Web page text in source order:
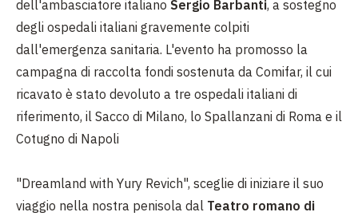
dell'ambasciatore italiano Sergio Barbanti, a sostegno
degli ospedali italiani gravemente colpiti
dall'emergenza sanitaria. L'evento ha promosso la
campagna di raccolta fondi sostenuta da Comifar, il cui
ricavato è stato devoluto a tre ospedali italiani di
riferimento, il Sacco di Milano, lo Spallanzani di Roma e il
Cotugno di Napoli
"Dreamland with Yury Revich", sceglie di iniziare il suo
viaggio nella nostra penisola dal Teatro romano di